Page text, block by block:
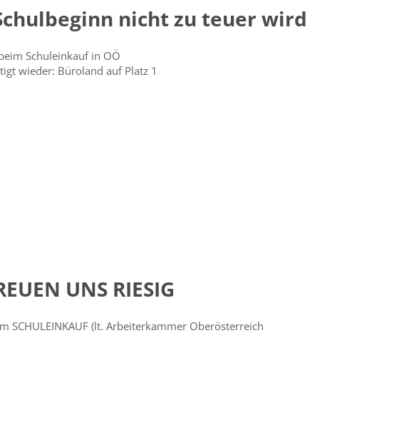
nicht zu teuer wird
Schuleinkauf in OÖ
wieder: Büroland auf Platz 1
UNS RIESIG
SCHULEINKAUF (lt. Arbeiterkammer Oberösterreich